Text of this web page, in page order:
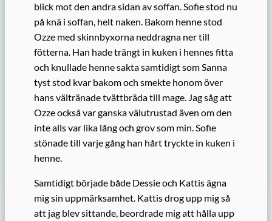
blick mot den andra sidan av soffan. Sofie stod nu
på knä i soffan, helt naken. Bakom henne stod
Ozze med skinnbyxorna neddragna ner till
fötterna. Han hade trängt in kuken i hennes fitta
och knullade henne sakta samtidigt som Sanna
tyst stod kvar bakom och smekte honom över
hans vältränade tvättbräda till mage. Jag såg att
Ozze också var ganska välutrustad även om den
inte alls var lika lång och grov som min. Sofie
stönade till varje gång han hårt tryckte in kuken i
henne.
Samtidigt började både Dessie och Kattis ägna
mig sin uppmärksamhet. Kattis drog upp mig så
att jag blev sittande, beordrade mig att hålla upp